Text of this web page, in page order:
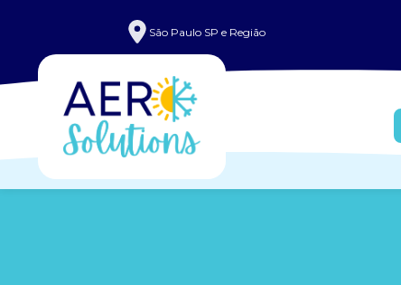
São Paulo SP e Região